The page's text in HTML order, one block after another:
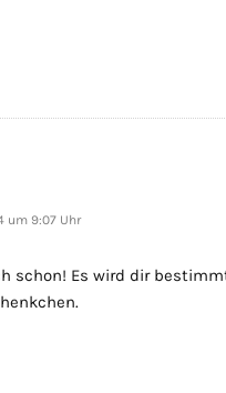
um 9:07 Uhr
schon! Es wird dir